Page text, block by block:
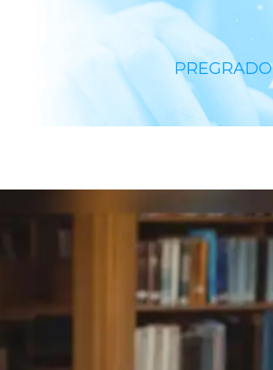
PREGRADO